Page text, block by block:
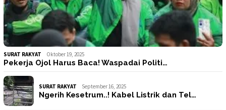
SURAT RAKYAT Oktober 19, 2025
Pekerja Ojol Harus Baca! Waspadai Politi…
SURAT RAKYAT September 16, 2025
Ngerih Kesetrum..! Kabel Listrik dan Tel…